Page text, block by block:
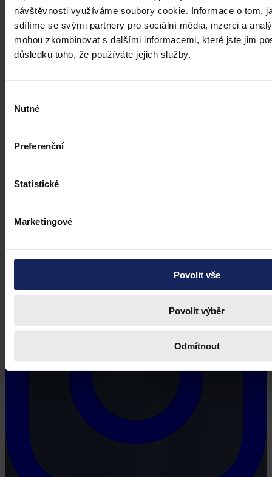
návštěvnosti využíváme soubory cookie. Informace o tom,
sdílíme se svými partnery pro sociální média, inzerci a
mohou zkombinovat s dalšími informacemi, které jste jim
důsledku toho, že používáte jejich služby.
souhlasu
Nutné
Preferenční
Statistické
Marketingové
Povolit vše
Povolit výběr
Odmítnout